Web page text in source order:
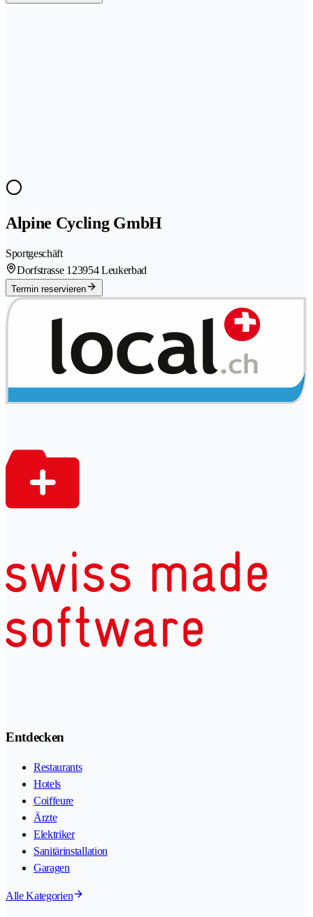
Alpine Cycling GmbH
Sportgeschäft
Dorfstrasse 123954 Leukerbad
Termin reservieren
Entdecken
Restaurants
Hotels
Coiffeure
Ärzte
Elektriker
Sanitärinstallation
Garagen
Alle Kategorien